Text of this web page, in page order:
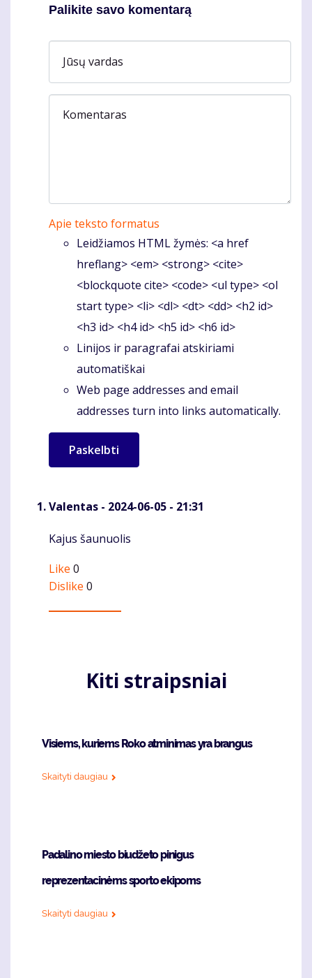
Palikite savo komentarą
Jūsų vardas
Komentaras
Apie teksto formatus
Leidžiamos HTML žymės: <a href
hreflang> <em> <strong> <cite>
<blockquote cite> <code> <ul type> <ol
start type> <li> <dl> <dt> <dd> <h2 id>
<h3 id> <h4 id> <h5 id> <h6 id>
Linijos ir paragrafai atskiriami
automatiškai
Web page addresses and email
addresses turn into links automatically.
Valentas - 2024-06-05 - 21:31
Komentaras
Kajus šaunuolis
Like 0
Dislike 0
Kiti straipsniai
Visiems, kuriems Roko atminimas yra brangus
Skaityti daugiau
Padalino miesto biudžeto pinigus
reprezentacinėms sporto ekipoms
Skaityti daugiau